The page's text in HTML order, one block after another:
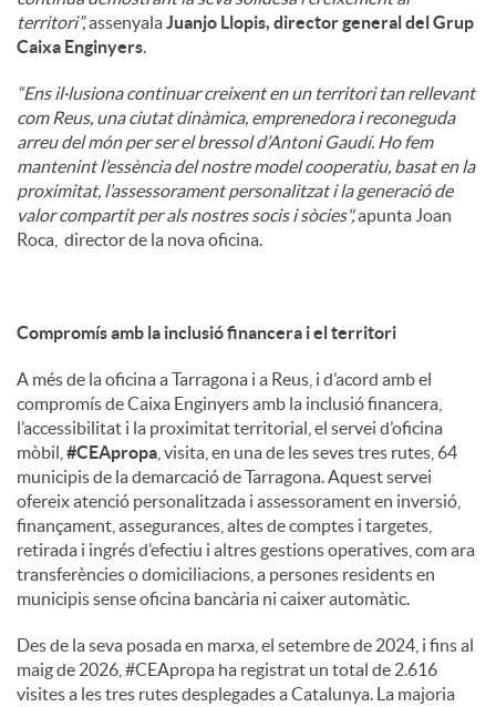
territori”,assenyalaJuanjo Llopis, director general del Grup
Caixa Enginyers.
“Ens il·lusiona continuar creixent en un territori tan rellevant
com Reus, una ciutat dinàmica, emprenedora i reconeguda
arreu del món per ser el bressol d’Antoni Gaudí. Ho fem
mantenint l’essència del nostre model cooperatiu, basat en la
proximitat, l’assessorament personalitzat i la generació de
valor compartit per als nostres socis i sòcies",apunta Joan
Roca, director de la nova oficina.
Compromís amb la inclusió financera i el territori
A més de la oficina a Tarragona i a Reus, i d’acord amb el
compromís de Caixa Enginyers amb la inclusió financera,
l’accessibilitat i la proximitat territorial, el servei d’oficina
mòbil, #CEApropa , visita, en una de les seves tres rutes, 64
municipis de la demarcació de Tarragona. Aquest servei
ofereix atenció personalitzada i assessorament en inversió,
finançament, assegurances, altes de comptes i targetes,
retirada i ingrés d’efectiu i altres gestions operatives, com ara
transferències o domiciliacions, a persones residents en
municipis sense oficina bancària ni caixer automàtic.
Des de la seva posada en marxa, el setembre de 2024, i fins al
maig de 2026, #CEApropa ha registrat un total de 2.616
visites a les tres rutes desplegades a Catalunya. La majoria